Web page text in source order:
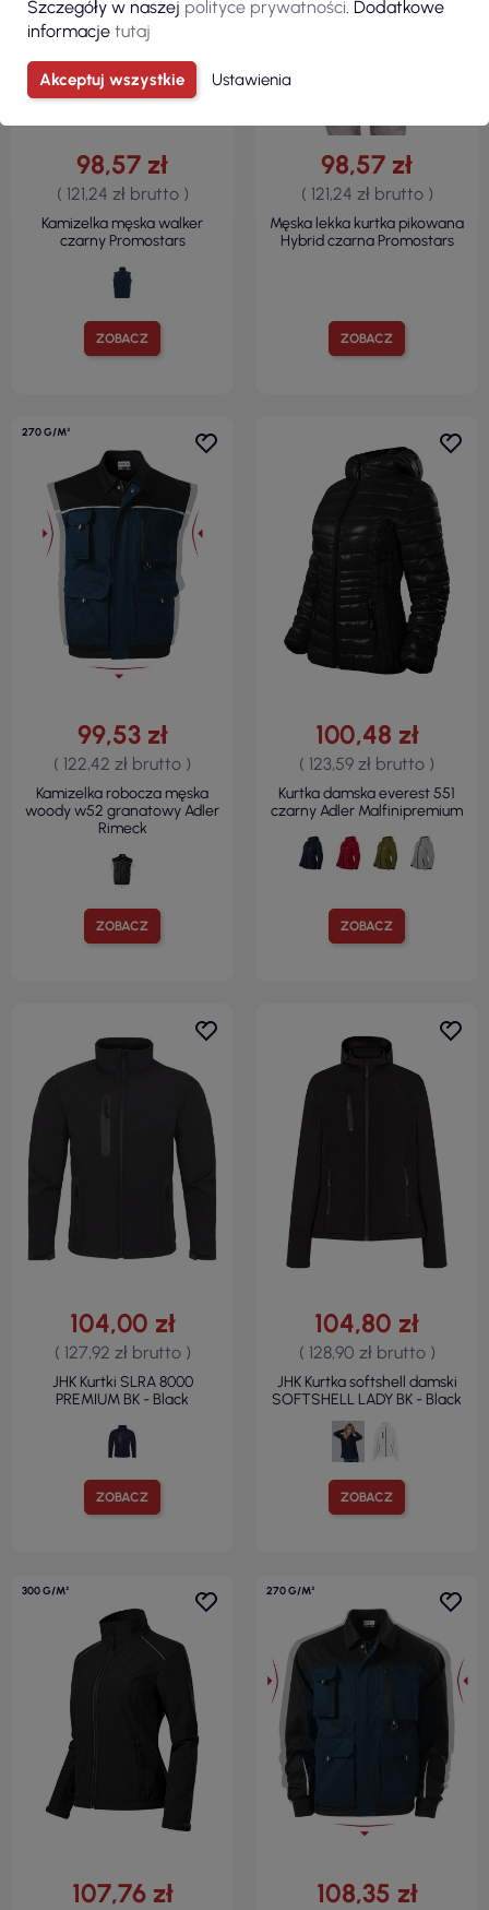
ZOBACZ
98,57 zł
( 121,24 zł brutto )
Kamizelka męska walker
czarny Promostars
ZOBACZ
98,57 zł
( 121,24 zł brutto )
Męska lekka kurtka pikowana
Hybrid czarna Promostars
270 G/M²
ZOBACZ
99,53 zł
( 122,42 zł brutto )
Kamizelka robocza męska
woody w52 granatowy Adler
Rimeck
ZOBACZ
100,48 zł
( 123,59 zł brutto )
Kurtka damska everest 551
czarny Adler Malfinipremium
ZOBACZ
104,00 zł
( 127,92 zł brutto )
JHK Kurtki SLRA 8000
PREMIUM BK - Black
ZOBACZ
104,80 zł
( 128,90 zł brutto )
JHK Kurtka softshell damski
SOFTSHELL LADY BK - Black
300 G/M²
107,76 zł
270 G/M²
108,35 zł
Szczegóły w naszej polityce prywatności . Dodatkowe
informacje tutaj
Akceptuj wszystkie Ustawienia